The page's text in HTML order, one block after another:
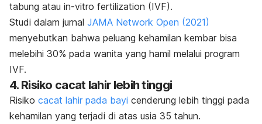
tabung atau in-vitro fertilization (IVF).
Studi dalam jurnal JAMA Network Open (2021)
menyebutkan bahwa peluang kehamilan kembar bisa
melebihi 30% pada wanita yang hamil melalui program
IVF.
4. Risiko cacat lahir lebih tinggi
Risiko cacat lahir pada bayi cenderung lebih tinggi pada
kehamilan yang terjadi di atas usia 35 tahun.